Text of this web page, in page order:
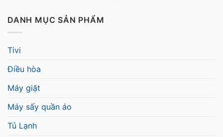
DANH MỤC SẢN PHẨM
Tivi
Điều hòa
Máy giặt
Máy sấy quần áo
Tủ Lạnh